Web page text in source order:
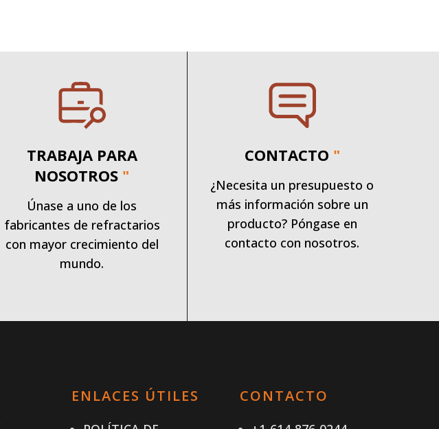
TRABAJA PARA
NOSOTROS "
Únase a uno de los
fabricantes de refractarios
con mayor crecimiento del
mundo.
CONTACTO "
¿Necesita un presupuesto o
más información sobre un
producto? Póngase en
contacto con nosotros.
ENLACES ÚTILES CONTACTO